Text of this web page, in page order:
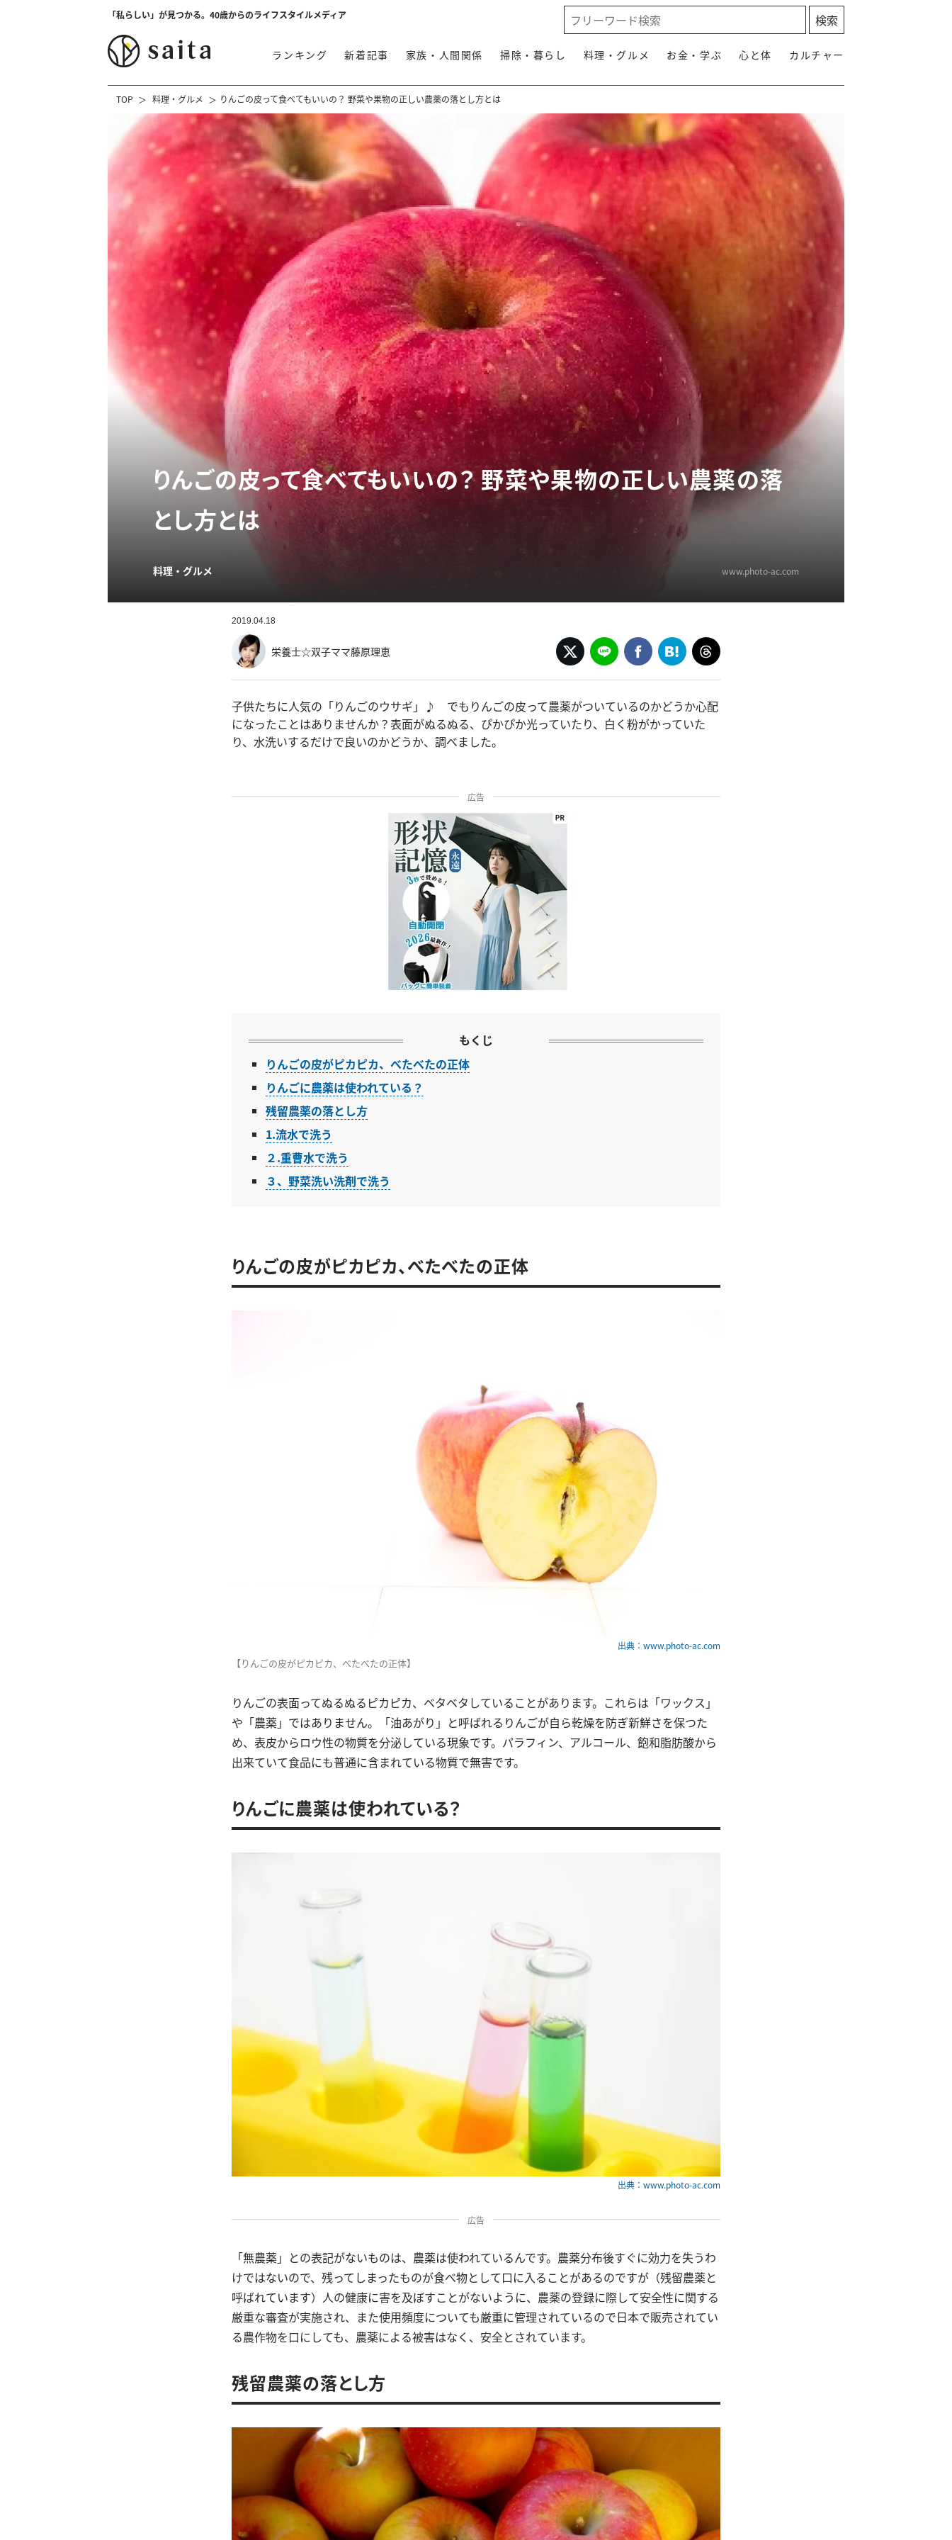
「私らしい」が見つかる。40歳からのライフスタイルメディア
ランキング 新着記事 家族・人間関係 掃除・暮らし 料理・グルメ お金・学ぶ 心と体 カルチャー
TOP 料理・グルメ りんごの皮って食べてもいいの？ 野菜や果物の正しい農薬の落とし方とは
りんごの皮って食べてもいいの？ 野菜や果物の正しい農薬の落
とし方とは
料理・グルメ www.photo-ac.com
2019.04.18
栄養士☆双子ママ藤原理恵
子供たちに人気の「りんごのウサギ」♪ でもりんごの皮って農薬がついているのかどうか心配
になったことはありませんか？表面がぬるぬる、ぴかぴか光っていたり、白く粉がかっていた
り、水洗いするだけで良いのかどうか、調べました。
広告
もくじ
りんごの皮がピカピカ、べたべたの正体
りんごに農薬は使われている？
残留農薬の落とし方
1.流水で洗う
２.重曹水で洗う
３、野菜洗い洗剤で洗う
りんごの皮がピカピカ、べたべたの正体
出典：www.photo-ac.com
【りんごの皮がピカピカ、べたべたの正体】
りんごの表面ってぬるぬるピカピカ、ベタベタしていることがあります。これらは「ワックス」
や「農薬」ではありません。「油あがり」と呼ばれるりんごが自ら乾燥を防ぎ新鮮さを保つた
め、表皮からロウ性の物質を分泌している現象です。パラフィン、アルコール、飽和脂肪酸から
出来ていて食品にも普通に含まれている物質で無害です。
りんごに農薬は使われている？
出典：www.photo-ac.com
広告
「無農薬」との表記がないものは、農薬は使われているんです。農薬分布後すぐに効力を失うわ
けではないので、残ってしまったものが食べ物として口に入ることがあるのですが（残留農薬と
呼ばれています）人の健康に害を及ぼすことがないように、農薬の登録に際して安全性に関する
厳重な審査が実施され、また使用頻度についても厳重に管理されているので日本で販売されてい
る農作物を口にしても、農薬による被害はなく、安全とされています。
残留農薬の落とし方